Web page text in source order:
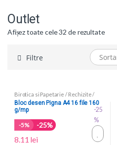
Outlet
Afișez toate cele 32 de rezultate
Filtre
Birotica si Papetarie / Rechizite /
Blocuri de desen
Bloc desen Pigna A4 16 file 160
g/mp
-5% -25%
8.11 lei
-25
%